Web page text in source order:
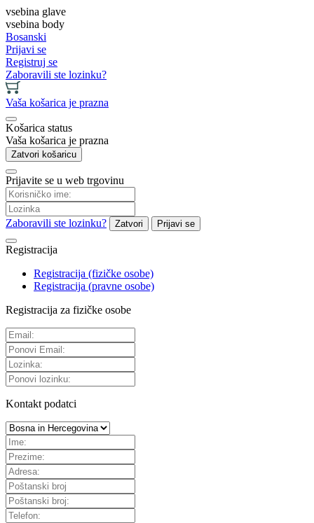
vsebina glave
vsebina body
Bosanski
Prijavi se
Registruj se
Zaboravili ste lozinku?
Vaša košarica je prazna
Košarica status
Vaša košarica je prazna
Zatvori košaricu
Prijavite se u web trgovinu
Zaboravili ste lozinku? Zatvori Prijavi se
Registracija
Registracija (fizičke osobe)
Registracija (pravne osobe)
Registracija za fizičke osobe
Kontakt podatci